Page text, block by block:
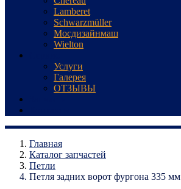
Lamberet
Schwarzmüller
Мосдизайнмаш
Wielton
Услуги
Галерея
ОТЗЫВЫ
Главная
Каталог запчастей
Петли
Петля задних ворот фургона 335 мм